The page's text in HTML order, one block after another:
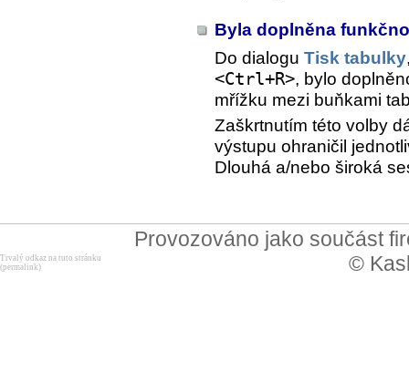
Byla doplněna
Do dialogu Tisk tabulky
<Ctrl+R>, bylo
mřížku mezi buňkami
Zaškrtnutím této volby
výstupu ohraničil
Dlouhá a/nebo široká
Provozováno jako součást
©
Trvalý odkaz na tuto stránku
(permalink)